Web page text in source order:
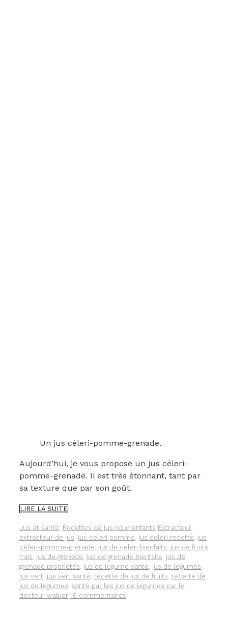
Un jus céleri-pomme-grenade.
Aujourd’hui, je vous propose un jus céleri-
pomme-grenade. Il est très étonnant, tant par
sa texture que par son goût.
LIRE LA SUITEUN
CÉLERI-
POMME-
GRENADE
:
À
GOÛTER
ET
À
Catégories
Jus et santé, Recettes de jus pour enfants Étiquettes
Extracteur,
extracteur de jus, jus celeri pomme, jus celeri recette, jus
céleri-pomme-grenade, jus de céleri bienfaits, jus de fruits
frais, jus de grenade, jus de grenade bienfaits, jus de
grenade propriétés, jus de legume sante, jus de légumes,
jus vert, jus vert santé, recette de jus de fruits, recette de
jus de légumes, santé par les jus de légumes par le
docteur walker 16 commentaires